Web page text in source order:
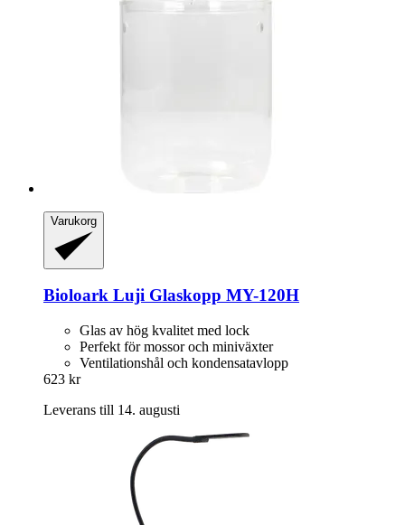
Varukorg
Bioloark Luji Glaskopp MY-​120H
Glas av hög kvalitet med lock
Perfekt för mossor och miniväxter
Ventilationshål och kondensatavlopp
623 kr
Leverans till 14. augusti